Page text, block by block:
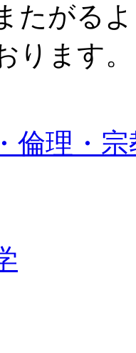
たがる
ります。
倫理・宗